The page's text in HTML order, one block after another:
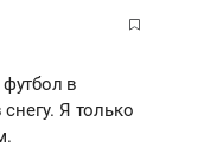
в
Я только